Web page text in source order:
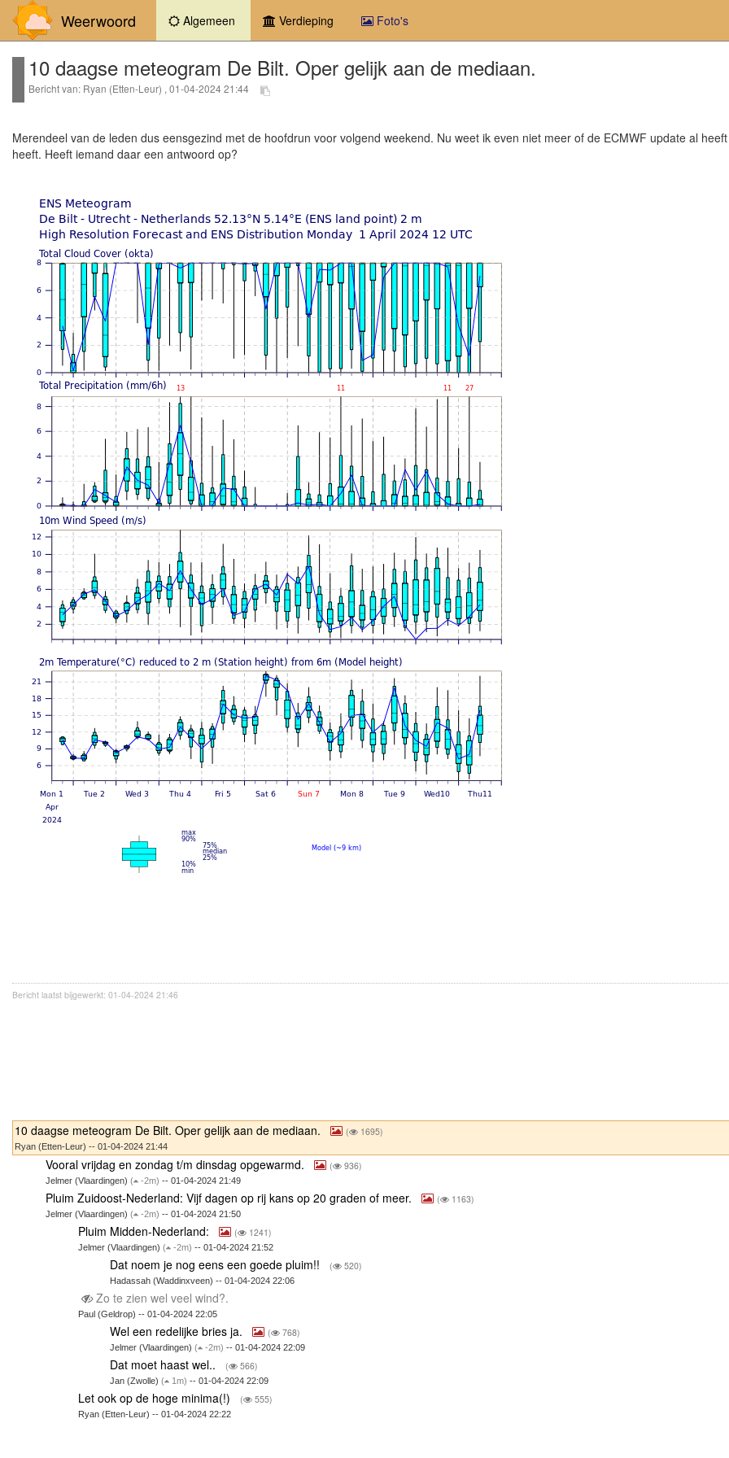
Weerwoord Algemeen (current)Verdieping Foto's
10 daagse meteogram De Bilt. Oper gelijk aan de mediaan.
Bericht van: Ryan (Etten-Leur) , 01-04-2024 21:44
Merendeel van de leden dus eensgezind met de hoofdrun voor volgend weekend. Nu weet ik even niet meer of de ECMWF update al
heeft. Heeft iemand daar een antwoord op?
Bericht laatst bijgewerkt: 01-04-2024 21:46
10 daagse meteogram De Bilt. Oper gelijk aan de mediaan. ( 1695)
Ryan (Etten-Leur) -- 01-04-2024 21:44
Vooral vrijdag en zondag t/m dinsdag opgewarmd. ( 936)
Jelmer (Vlaardingen)( -2m) -- 01-04-2024 21:49
Pluim Zuidoost-Nederland: Vijf dagen op rij kans op 20 graden of meer. ( 1163)
Jelmer (Vlaardingen)( -2m) -- 01-04-2024 21:50
Pluim Midden-Nederland: ( 1241)
Jelmer (Vlaardingen) ( -2m) -- 01-04-2024 21:52
Dat noem je nog eens een goede pluim!! ( 520)
Hadassah (Waddinxveen) -- 01-04-2024 22:06
Zo te zien wel veel wind?.
Paul (Geldrop) -- 01-04-2024 22:05
Wel een redelijke bries ja. ( 768)
Jelmer (Vlaardingen)( -2m) -- 01-04-2024 22:09
Dat moet haast wel.. ( 566)
Jan (Zwolle)( 1m) -- 01-04-2024 22:09
Let ook op de hoge minima(!) ( 555)
Ryan (Etten-Leur) -- 01-04-2024 22:22